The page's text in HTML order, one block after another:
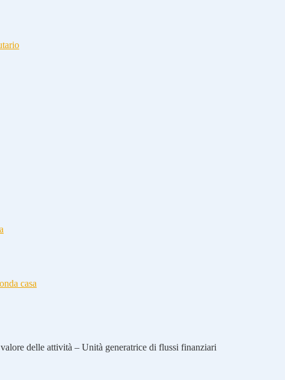
casa
delle attività – Unità generatrice di flussi finanziari